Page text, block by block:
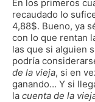
En los primeros
recaudado lo
4,88$. Bueno, ya
con lo que rentan
las que si alguien
podría
de la vieja, si en
ganando… Y si
la cuenta de la